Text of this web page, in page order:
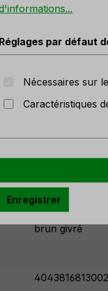
Brun
Hiver
brun givré
4043816813002
Réglages par défaut
Nécessaires sur
Caractéristiques
Enregistrer